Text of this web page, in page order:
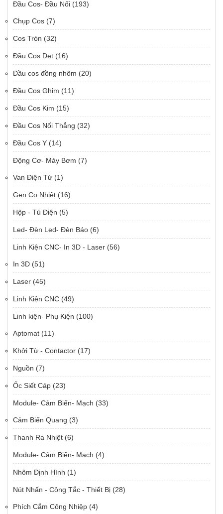
Đầu Cos- Đầu Nối (193)
Chụp Cos (7)
Cos Tròn (32)
Đầu Cos Dẹt (16)
Đầu cos đồng nhôm (20)
Đầu Cos Ghim (11)
Đầu Cos Kim (15)
Đầu Cos Nối Thẳng (32)
Đầu Cos Y (14)
Động Cơ- Máy Bơm (7)
Van Điện Từ (1)
Gen Co Nhiệt (16)
Hộp - Tủ Điện (5)
Led- Đèn Led- Đèn Báo (6)
Linh Kiện CNC- In 3D - Laser (56)
In 3D (51)
Laser (45)
Linh Kiện CNC (49)
Linh kiện- Phụ Kiện (100)
Aptomat (11)
Khởi Từ - Contactor (17)
Nguồn (7)
Ốc Siết Cáp (23)
Module- Cảm Biến- Mạch (33)
Cảm Biến Quang (3)
Thanh Ra Nhiệt (6)
Module- Cảm Biến- Mạch (4)
Nhôm Định Hình (1)
Nút Nhấn - Công Tắc - Thiết Bị (28)
Phích Cắm Công Nhiệp (4)